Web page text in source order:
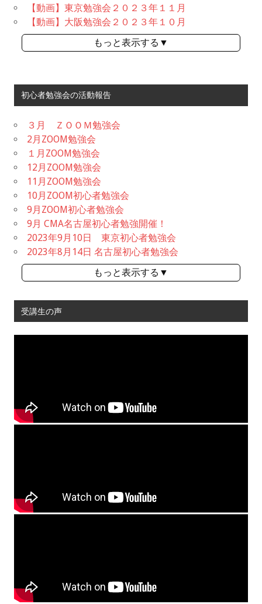
【動画】東京勉強会２０２３年１１月
【動画】大阪勉強会２０２３年１０月
もっと表示する▼
初心者勉強会の活動報告
３月 ＺＯＯＭ勉強会
2月ZOOM勉強会
１月ZOOM勉強会
12月ZOOM勉強会
11月ZOOM勉強会
10月ZOOM初心者勉強会
9月ZOOM初心者勉強会
9月 CMA名古屋初心者勉強開催！
2023年9月10日 東京初心者勉強会
2023年8月14日 名古屋初心者勉強会
もっと表示する▼
受講生の声